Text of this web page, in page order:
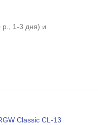
, 1-3 дня) и
Classic CL-13